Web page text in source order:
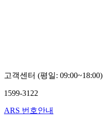
고객센터 (평일: 09:00~18:00)
1599-3122
ARS 번호안내